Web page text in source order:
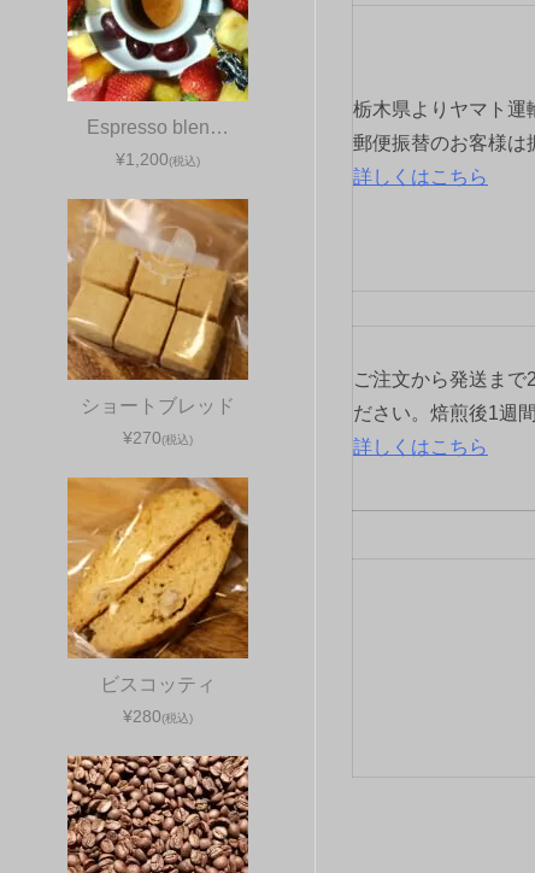
シ
ョ
栃木県よりヤマト運
郵便振替のお客様は
詳しくはこちら
ご注文から発送まで
ださい。焙煎後1週
詳しくはこちら
Espresso blen…
¥1,200(税込)
ショートブレッド
¥270(税込)
ビスコッティ
¥280(税込)